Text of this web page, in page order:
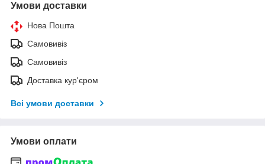
Умови доставки
Нова Пошта
Самовивіз
Самовивіз
Доставка кур'єром
Всі умови доставки
Умови оплати